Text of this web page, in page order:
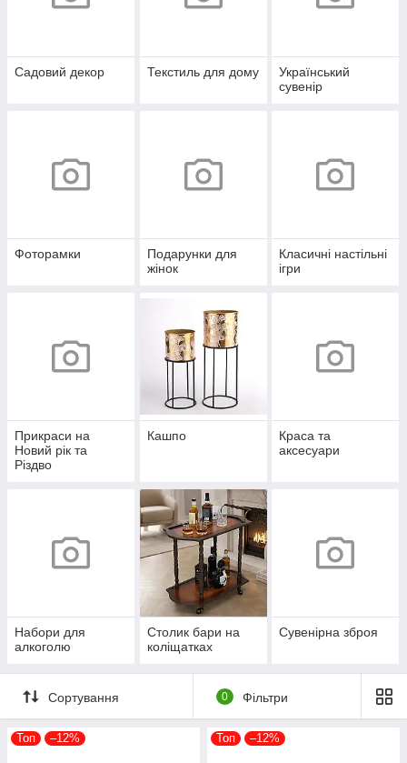
Садовий декор Текстиль для дому
Український
сувенір
Фоторамки
Подарунки для
жінок
Класичні настільні
ігри
Прикраси на
Новий рік та
Різдво
Кашпо
Краса та
аксесуари
Набори для
алкоголю
Столик бари на
коліщатках
Сувенірна зброя
Сортування 0 Фільтри
Топ –12% Топ –12%